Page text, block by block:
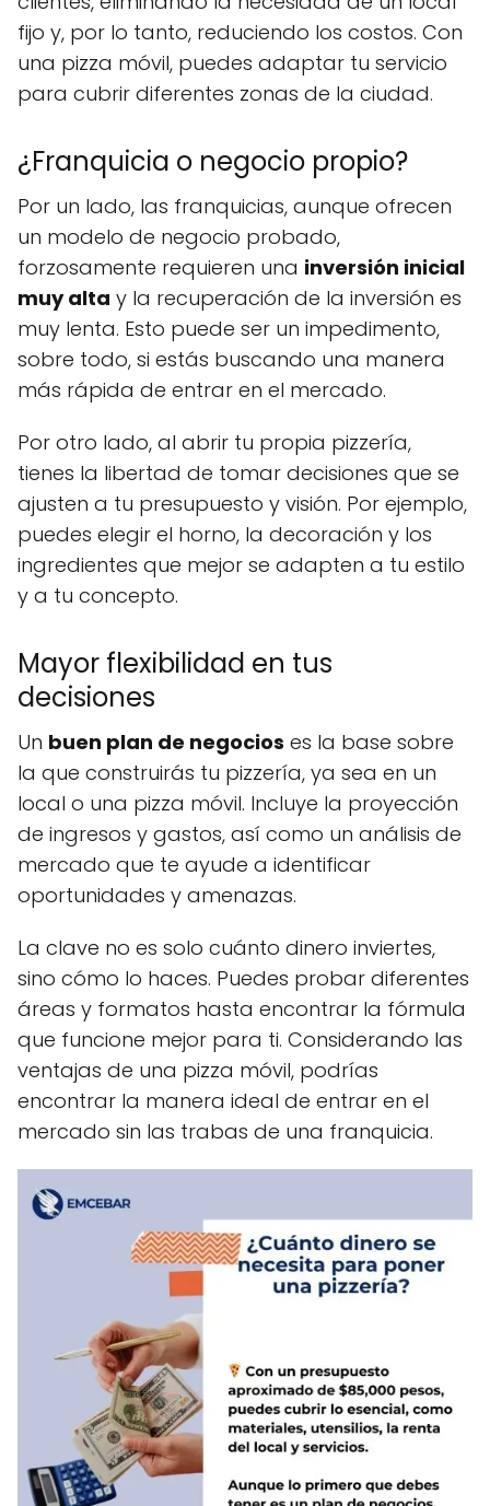
fijo y, por lo tanto, reduciendo los costos. Con
una pizza móvil, puedes adaptar tu servicio
para cubrir diferentes zonas de la ciudad.
¿Franquicia o negocio propio?
Por un lado, las franquicias, aunque ofrecen
un modelo de negocio probado,
forzosamente requieren una inversión inicial
muy alta y la recuperación de la inversión es
muy lenta. Esto puede ser un impedimento,
sobre todo, si estás buscando una manera
más rápida de entrar en el mercado.
Por otro lado, al abrir tu propia pizzería,
tienes la libertad de tomar decisiones que se
ajusten a tu presupuesto y visión. Por ejemplo,
puedes elegir el horno, la decoración y los
ingredientes que mejor se adapten a tu estilo
y a tu concepto.
Mayor flexibilidad en tus
decisiones
Un buen plan de negocios es la base sobre
la que construirás tu pizzería, ya sea en un
local o una pizza móvil. Incluye la proyección
de ingresos y gastos, así como un análisis de
mercado que te ayude a identificar
oportunidades y amenazas.
La clave no es solo cuánto dinero inviertes,
sino cómo lo haces. Puedes probar diferentes
áreas y formatos hasta encontrar la fórmula
que funcione mejor para ti. Considerando las
ventajas de una pizza móvil, podrías
encontrar la manera ideal de entrar en el
mercado sin las trabas de una franquicia.